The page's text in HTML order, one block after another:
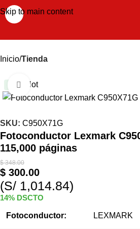
Skip to main content
Inicio Tienda
Hot
Haga clic para ampliar
SKU: C950X71G
Fotoconductor Lexmark
115,000 páginas
$348.00
$ 300.00
(S/ 1,014.84)
14% DSCTO
Fotoconductor: LEXMARK